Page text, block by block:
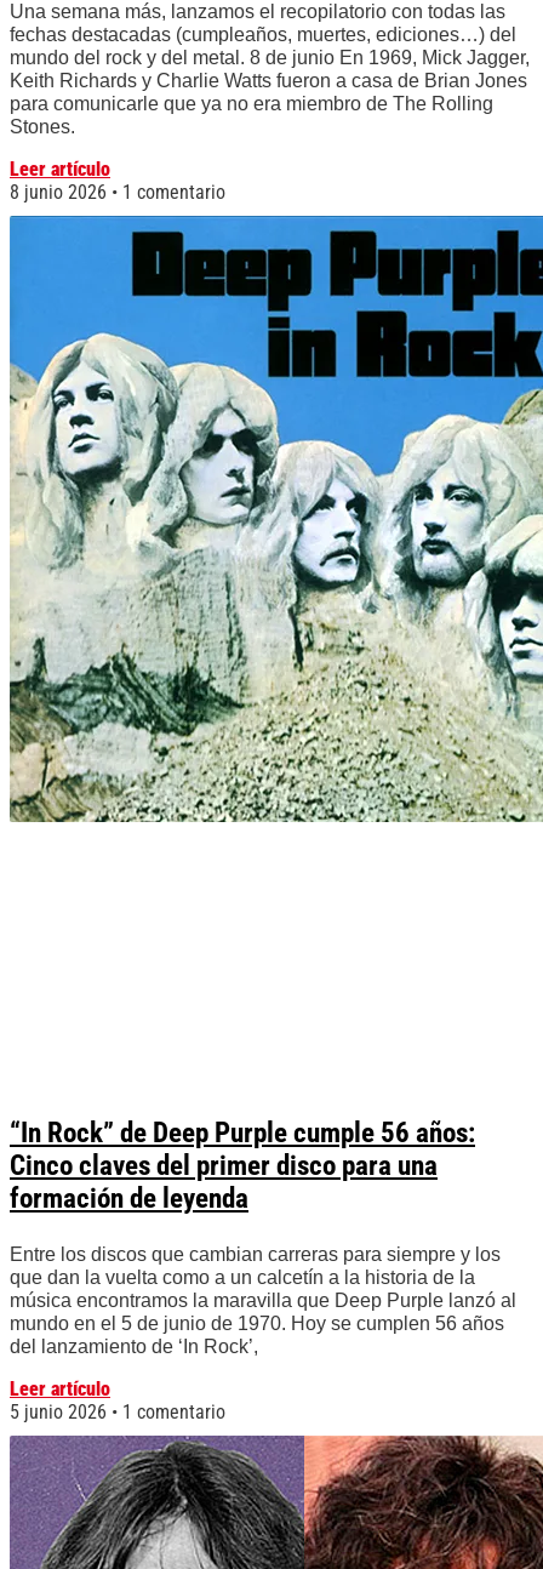
Una semana más, lanzamos el recopilatorio con todas las
fechas destacadas (cumpleaños, muertes, ediciones…) del
mundo del rock y del metal. 8 de junio En 1969, Mick Jagger,
Keith Richards y Charlie Watts fueron a casa de Brian Jones
para comunicarle que ya no era miembro de The Rolling
Stones.
Leer artículo
8 junio 2026
1 comentario
“In Rock” de Deep Purple cumple 56 años:
Cinco claves del primer disco para una
formación de leyenda
Entre los discos que cambian carreras para siempre y los
que dan la vuelta como a un calcetín a la historia de la
música encontramos la maravilla que Deep Purple lanzó al
mundo en el 5 de junio de 1970. Hoy se cumplen 56 años
del lanzamiento de ‘In Rock’,
Leer artículo
5 junio 2026
1 comentario